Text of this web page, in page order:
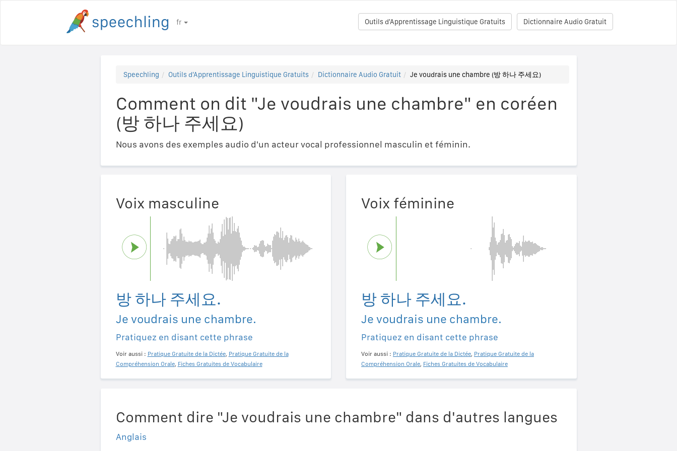
fr Dictionnaire Audio Gratuit
Outils d'Apprentissage Linguistique Gratuits
Speechling Outils d'Apprentissage Linguistique Gratuits Dictionnaire Audio Gratuit Je voudrais une chambre (방 하나 주세요)
Comment on dit "Je voudrais une chambre" en coréen
(방 하나 주세요)
Nous avons des exemples audio d'un acteur vocal professionnel masculin et féminin.
Voix masculine
방 하나 주세요.
Je voudrais une chambre.
Pratiquez en disant cette phrase
Voir aussi : Pratique Gratuite de la Dictée, Pratique Gratuite de la
Compréhension Orale, Fiches Gratuites de Vocabulaire
Voix féminine
방 하나 주세요.
Je voudrais une chambre.
Pratiquez en disant cette phrase
Voir aussi : Pratique Gratuite de la Dictée, Pratique Gratuite de la
Compréhension Orale, Fiches Gratuites de Vocabulaire
Comment dire "Je voudrais une chambre" dans d'autres langues
Anglais